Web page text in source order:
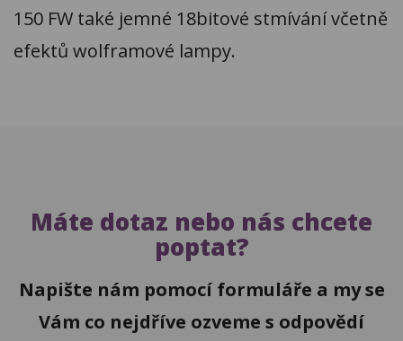
150 FW také jemné 18bitové stmívání včetně
efektů wolframové lampy.
Máte dotaz nebo nás chcete
poptat?
Napište nám pomocí formuláře a my se
Vám co nejdříve ozveme s odpovědí